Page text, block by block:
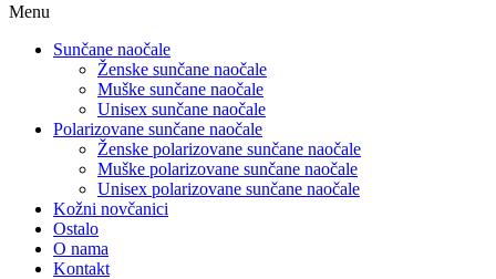
Menu
Sunčane naočale
Ženske sunčane naočale
Muške sunčane naočale
Unisex sunčane naočale
Polarizovane sunčane naočale
Ženske polarizovane sunčane naočale
Muške polarizovane sunčane naočale
Unisex polarizovane sunčane naočale
Kožni novčanici
Ostalo
O nama
Kontakt